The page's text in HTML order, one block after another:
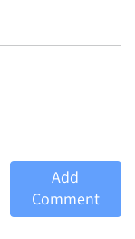
Add
Comment